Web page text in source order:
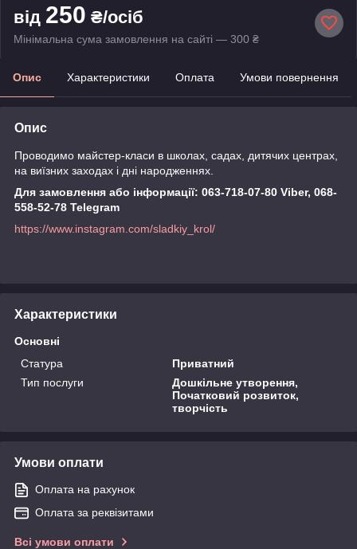
від 250 ₴/осіб
Мінімальна сума замовлення на сайті — 300 ₴
Опис Характеристики Оплата Умови повернення
Опис
Проводимо майстер-класи в школах, садах, дитячих центрах,
на виїзних заходах і дні народженнях.
Для замовлення або інформації: 063-718-07-80 Viber, 068-
558-52-78 Telegram
https://www.instagram.com/sladkiy_krol/
Характеристики
Основні
Статура
Приватний
Тип послуги
Дошкільне утворення,
Початковий розвиток,
творчість
Умови оплати
Оплата на рахунок
Оплата за реквізитами
Всі умови оплати